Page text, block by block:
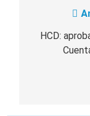
de
HCD: